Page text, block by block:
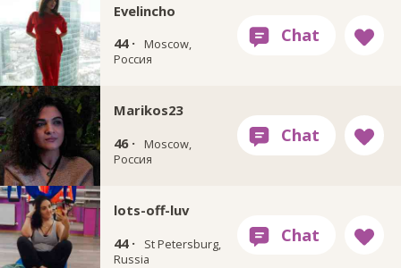
Evelincho
44 ·
Moscow,
Россия
Marikos23
46 ·
Moscow,
Россия
lots-off-luv
44 ·
St Petersburg,
Russia